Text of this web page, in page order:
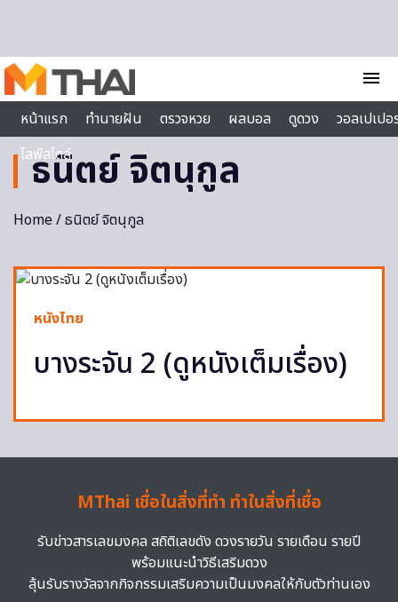
menu
หน้าแรก
ทำนายฝัน ตรวจหวย ผลบอล ดูดวง
วอลเปเป
ไลฟ์สไตล์
ธนิตย์ จิตนุกูล
Home/ ธนิตย์ จิตนุกูล
หนังไทย
บางระจัน 2 (ดูหนังเต็มเรื่อง)
MThai เชื่อในสิ่งที่ทำ ทำในสิ่งที่เชื่อ
รับข่าวสารเลขมงคล สถิติเลขดัง ดวงรายวัน รายเดือน รายปี
พร้อมแนะนำวิธีเสริมดวง
ลุ้นรับรางวัลจากกิจกรรมเสริมความเป็นมงคลให้กับตัวท่านเอง